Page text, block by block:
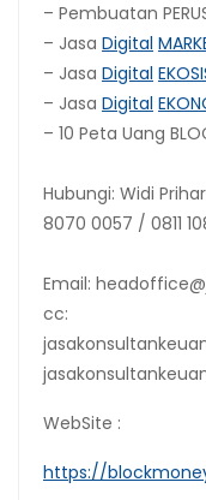
– Pembuatan
– Jasa Digital
– Jasa Digital
– Jasa Digital
– 10 Peta Uang
Hubungi: Widi
8070 0057 / 0811
Email:
cc:
WebSite :
https://